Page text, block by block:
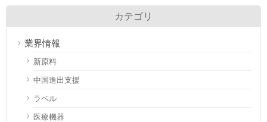
カテゴリ
業界情報
新原料
中国進出支援
ラベル
医療機器